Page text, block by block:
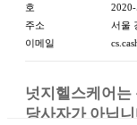
호
주소
서울
이메일
넛지헬스케어는
당사자가 아닙